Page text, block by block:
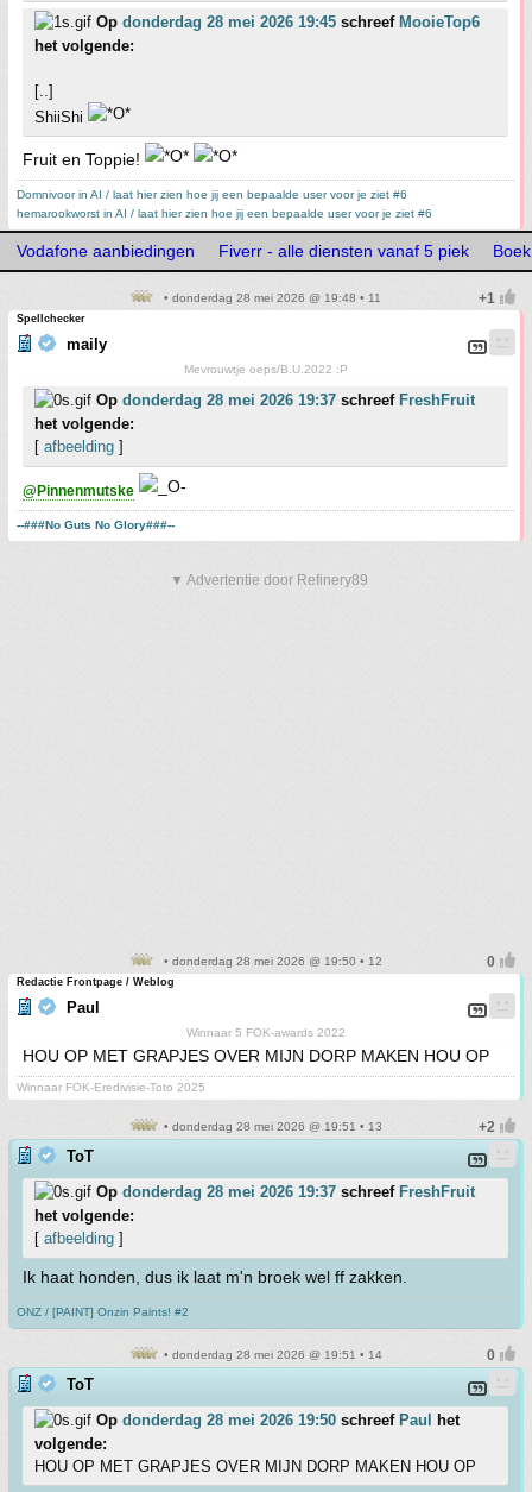
Op donderdag 28 mei 2026 19:45 schreef MooieTop6
het volgende:
[..]
ShiiShi
Fruit en Toppie!
Domnivoor in AI / laat hier zien hoe jij een bepaalde user voor je ziet #6
hemarookworst in AI / laat hier zien hoe jij een bepaalde user voor je ziet #6
Vodafone aanbiedingen Fiverr - alle diensten vanaf 5 piek
• donderdag 28 mei 2026 @ 19:48 • 11
Spellchecker
maily
Mevrouwtje oeps/B.U.2022 :P
Op donderdag 28 mei 2026 19:37 schreef FreshFruit
het volgende:
[ afbeelding ]
@Pinnenmutske
--###No Guts No Glory###--
▼ Advertentie door Refinery89
• donderdag 28 mei 2026 @ 19:50 • 12
Redactie Frontpage / Weblog
Paul
Winnaar 5 FOK-awards 2022
HOU OP MET GRAPJES OVER MIJN DORP MAKEN HOU OP
Winnaar FOK-Eredivisie-Toto 2025
• donderdag 28 mei 2026 @ 19:51 • 13
ToT
Op donderdag 28 mei 2026 19:37 schreef FreshFruit
het volgende:
[ afbeelding ]
Ik haat honden, dus ik laat m'n broek wel ff zakken.
ONZ / [PAINT] Onzin Paints! #2
• donderdag 28 mei 2026 @ 19:51 • 14
ToT
Op donderdag 28 mei 2026 19:50 schreef Paul het
volgende:
HOU OP MET GRAPJES OVER MIJN DORP MAKEN HOU OP